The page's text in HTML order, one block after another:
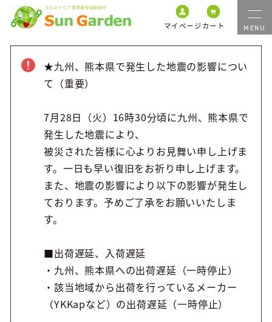
マイページカート
★九州、熊本県で発生した地震の影響につい
て（重要）
7月28日（火）16時30分頃に九州、熊本県で
発生した地震により、
被災された皆様に心よりお見舞い申し上げま
す。一日も早い復旧をお祈り申し上げます。
また、地震の影響により以下の影響が発生し
ております。予めご了承をお願いいたしま
す。
■出荷遅延、入荷遅延
・九州、熊本県への出荷遅延（一時停止）
・該当地域から出荷を行っているメーカー
（YKKapなど）の出荷遅延（一時停止）